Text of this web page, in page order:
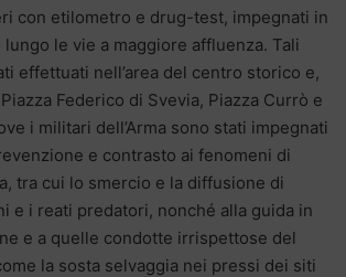
con etilometro e drug-test, impegnati in
le vie a maggiore affluenza. Tali
effettuati nell’area del centro storico e,
Federico di Svevia, Piazza Currò e
i militari dell’Arma sono stati impegnati
e contrasto ai fenomeni di
tra cui lo smercio e la diffusione di
e i reati predatori, nonché alla guida in
e a quelle condotte irrispettose del
la sosta selvaggia nei pressi dei siti